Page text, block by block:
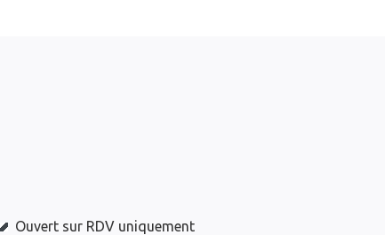
Ouvert sur RDV uniquement